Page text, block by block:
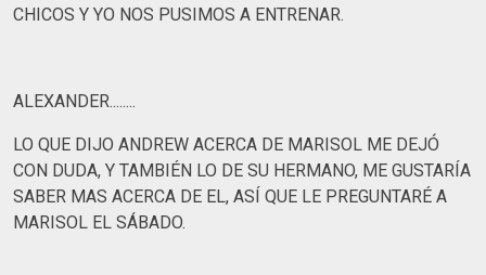
CHICOS Y YO NOS PUSIMOS A ENTRENAR.
ALEXANDER........
LO QUE DIJO ANDREW ACERCA DE MARISOL ME DEJÓ
CON DUDA, Y TAMBIÉN LO DE SU HERMANO, ME GUSTARÍA
SABER MAS ACERCA DE EL, ASÍ QUE LE PREGUNTARÉ A
MARISOL EL SÁBADO.